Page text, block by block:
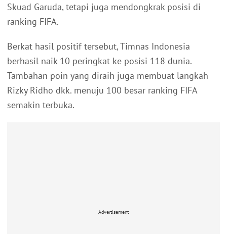
Skuad Garuda, tetapi juga mendongkrak posisi di
ranking FIFA.
Berkat hasil positif tersebut, Timnas Indonesia
berhasil naik 10 peringkat ke posisi 118 dunia.
Tambahan poin yang diraih juga membuat langkah
Rizky Ridho dkk. menuju 100 besar ranking FIFA
semakin terbuka.
Advertisement